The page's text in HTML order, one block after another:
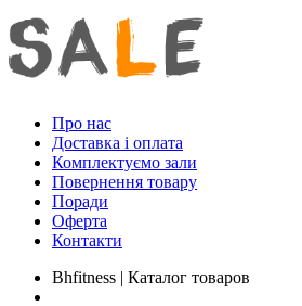
Про нас
Доставка і оплата
Комплектуємо зали
Повернення товару
Поради
Оферта
Контакти
Bhfitness | Каталог товаров